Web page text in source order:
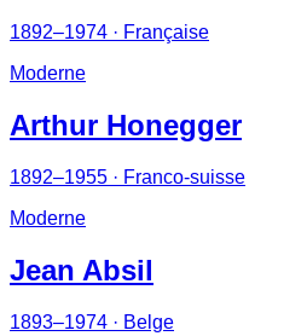
1892–1974 · Française
Moderne
Arthur Honegger
1892–1955 · Franco-suisse
Moderne
Jean Absil
1893–1974 · Belge